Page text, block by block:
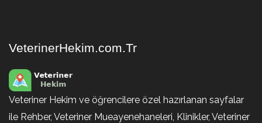
VeterinerHekim.com.Tr
Veteriner Hekim ve öğrencilere özel hazırlanan sayfalar
ile Rehber, Veteriner Mueayenehaneleri, Klinikler, Veteriner